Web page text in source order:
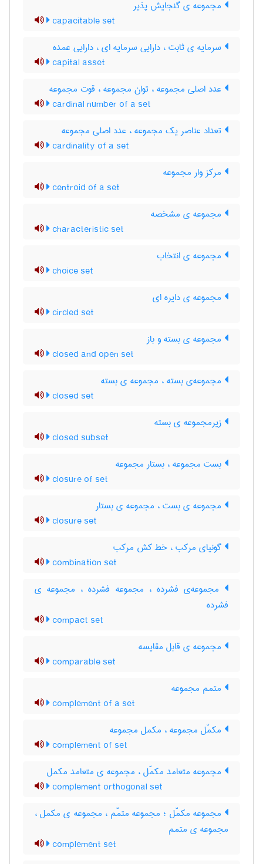
مجموعه ی گنجایش پذیر
capacitable set
سرمایه ی ثابت ، دارایی سرمایه ای ، دارایی عمده
capital asset
عدد اصلی مجموعه ، توان مجموعه ، قوت مجموعه
cardinal number of a set
تعداد عناصر یک مجموعه ، عدد اصلی مجموعه
cardinality of a set
مرکز وار مجموعه
centroid of a set
مجموعه ی مشخصه
characteristic set
مجموعه ی انتخاب
choice set
مجموعه ی دایره ای
circled set
مجموعه ی بسته و باز
closed and open set
مجموعه‌ی بسته ، مجموعه ی بسته
closed set
زیرمجموعه ی بسته
closed subset
بست مجموعه ، بستار مجموعه
closure of set
مجموعه ی بست ، مجموعه ی بستار
closure set
گونیای مرکب ، خط کش مرکب
combination set
مجموعه‌ی فشرده ، مجموعه فشرده ، مجموعه ی
فشرده
compact set
مجموعه ی قابل مقایسه
comparable set
متمم مجموعه
complement of a set
مکمّل مجموعه ، مکمل مجموعه
complement of set
مجموعه متعامد مکمّل ، مجموعه ی متعامد مکمل
complement orthogonal set
مجموعه مکمّل ؛ مجموعه متمّم ، مجموعه ی مکمل ،
مجموعه ی متمم
complement set